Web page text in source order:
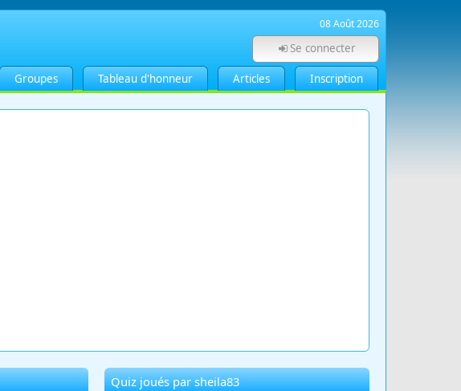
08 Août 2026
Se connecter
Groupes Tableau d'honneur Articles Inscription
Quiz joués par sheila83